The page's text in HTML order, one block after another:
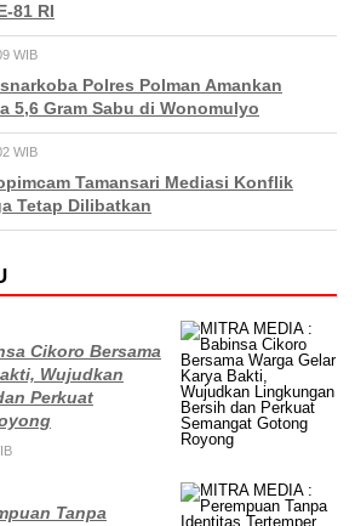
81 RI
WIB
Polres Polman Amankan
5,6 Gram Sabu di Wonomulyo
WIB
Tamansari Mediasi Konflik
Tetap Dilibatkan
Cikoro Bersama
Wujudkan
Perkuat
Tanpa